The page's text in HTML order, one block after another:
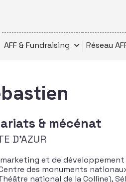
AFF & Fundraising Réseau
& mécénat
D'AZUR
et de
des monuments
national de la Colline),